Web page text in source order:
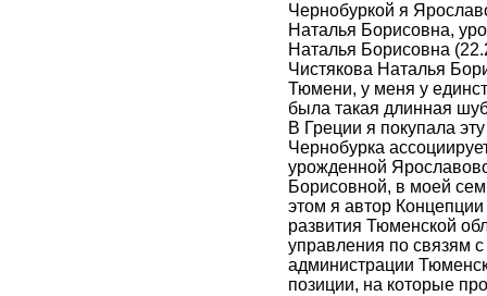
Чернобуркой я
Наталья Борисовна,
Наталья Борисовна
Чистякова Наталья
Тюмени, у меня у
была такая длинная
В Греции я покупала
Чернобурка
урожденной
Борисовной, в моей
этом я автор
развития Тюменской
управления по связям
администрации
позиции, на которые